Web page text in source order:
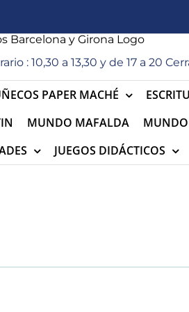
: 10,30 a 13,30 y de 17 a 20
PAPER MACHÉ
MUNDO MAFALDA MUNDO
JUEGOS DIDÁCTICOS